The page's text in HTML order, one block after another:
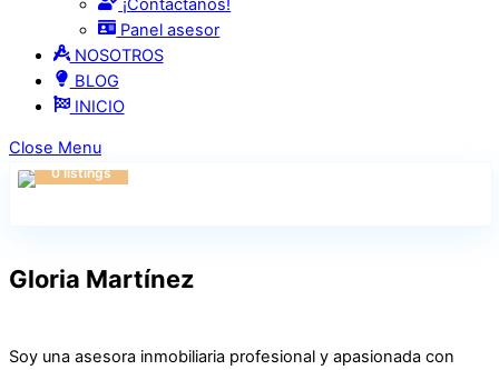
Panel asesor
NOSOTROS
BLOG
INICIO
Close Menu
0 listings
Gloria Martínez
Soy una asesora inmobiliaria profesional y apasionada con